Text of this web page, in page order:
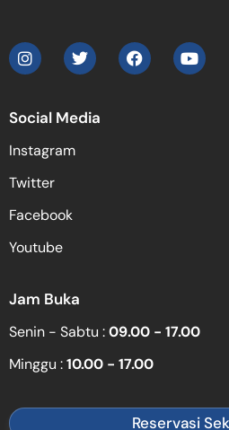
Social Media
Instagram
Twitter
Facebook
Youtube
Jam Buka
Senin - Sabtu :09.00 - 17.00
Minggu :10.00 - 17.00
Reservasi